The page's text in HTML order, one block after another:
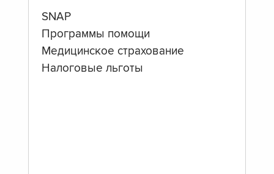
SNAP
Программы помощи
Медицинское страхование
Налоговые льготы